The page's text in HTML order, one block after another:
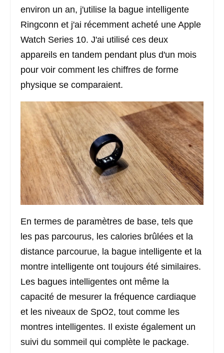
environ un an, j'utilise la bague intelligente
Ringconn et j'ai récemment acheté une Apple
Watch Series 10. J'ai utilisé ces deux
appareils en tandem pendant plus d'un mois
pour voir comment les chiffres de forme
physique se comparaient.
En termes de paramètres de base, tels que
les pas parcourus, les calories brûlées et la
distance parcourue, la bague intelligente et la
montre intelligente ont toujours été similaires.
Les bagues intelligentes ont même la
capacité de mesurer la fréquence cardiaque
et les niveaux de SpO2, tout comme les
montres intelligentes. Il existe également un
suivi du sommeil qui complète le package.